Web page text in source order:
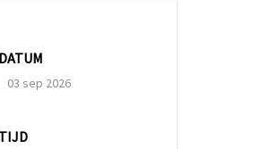
DATUM
03 sep 2026
TIJD